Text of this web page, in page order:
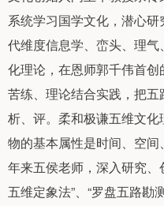
系统学习国学文化，潜心
代维度信息学、峦头、理
化理论，在恩师郭千伟首
苦练、理论结合实践，把五
析、评。柔和极谦五维文
物的基本属性是时间、空
年来五侯老师，深入研究
五维定象法”、“罗盘五路勘